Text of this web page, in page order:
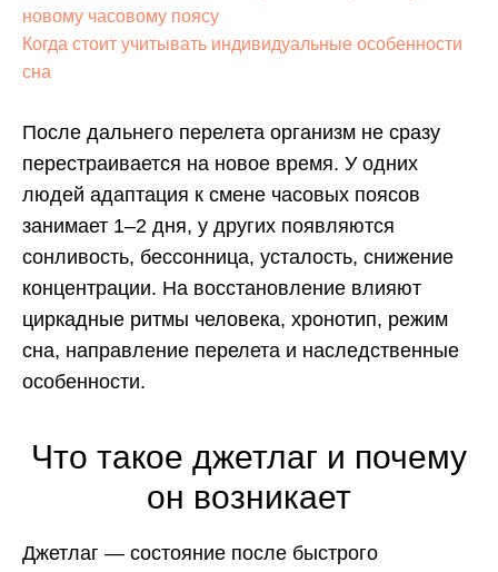
новому часовому поясу
Когда стоит учитывать индивидуальные особенности
сна
После дальнего перелета организм не сразу
перестраивается на новое время. У одних
людей адаптация к смене часовых поясов
занимает 1–2 дня, у других появляются
сонливость, бессонница, усталость, снижение
концентрации. На восстановление влияют
циркадные ритмы человека, хронотип, режим
сна, направление перелета и наследственные
особенности.
Что такое джетлаг и почему
он возникает
Джетлаг — состояние после быстрого